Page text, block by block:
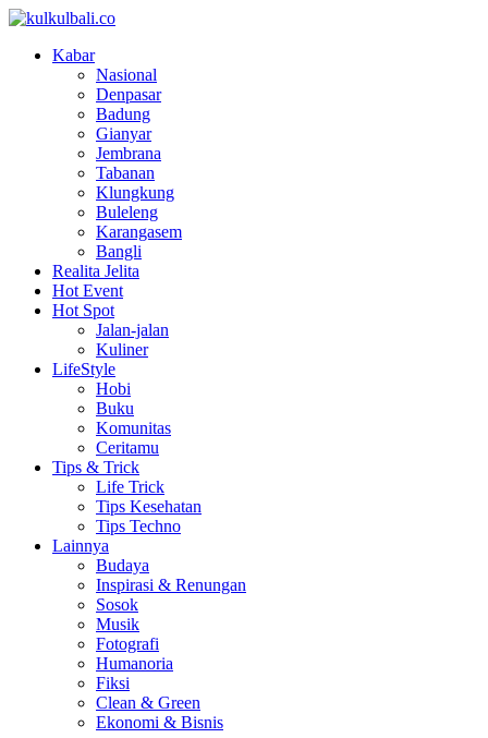
Kabar
Nasional
Denpasar
Badung
Gianyar
Jembrana
Tabanan
Klungkung
Buleleng
Karangasem
Bangli
Realita Jelita
Hot Event
Hot Spot
Jalan-jalan
Kuliner
LifeStyle
Hobi
Buku
Komunitas
Ceritamu
Tips & Trick
Life Trick
Tips Kesehatan
Tips Techno
Lainnya
Budaya
Inspirasi & Renungan
Sosok
Musik
Fotografi
Humanoria
Fiksi
Clean & Green
Ekonomi & Bisnis